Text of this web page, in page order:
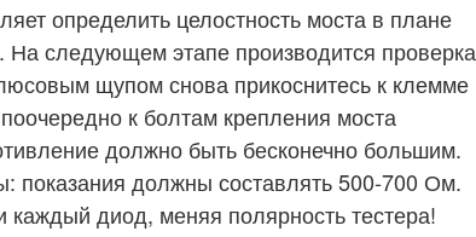
определить целостность моста в плане
На следующем этапе производится проверка
щупом снова прикоснитесь к клемме
к болтам крепления моста
должно быть бесконечно большим.
показания должны составлять 500-700 Ом.
каждый диод, меняя полярность тестера!